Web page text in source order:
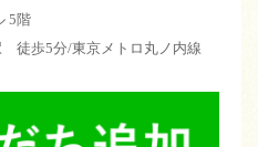
5階
徒歩5分/東京メトロ丸ノ内線